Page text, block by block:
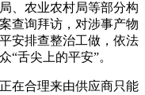
、农业农村局等部分构
查询拜访，对涉事产物
安排查整治工做，依法
“舌尖上的平安”。
合理来由供应商只能